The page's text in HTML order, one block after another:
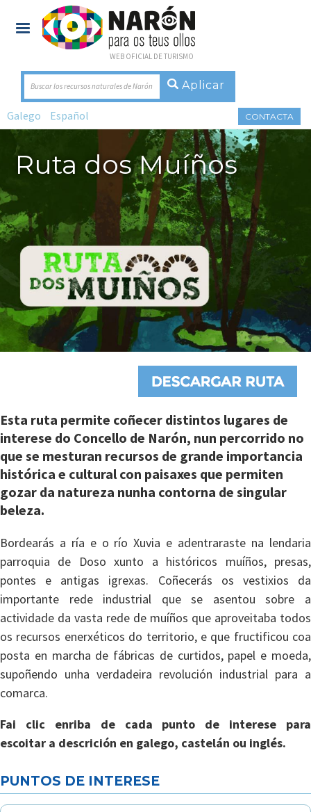
WEB OFICIAL DE TURISMO
Buscar los recursos naturales de Narón
CONTACTA
Galego Español
Ruta dos Muíños
Esta ruta permite coñecer distintos lugares de
interese do Concello de Narón, nun percorrido no
que se mesturan recursos de grande importancia
histórica e cultural con paisaxes que permiten
gozar da natureza nunha contorna de singular
beleza.
Bordearás a ría e o río Xuvia e adentraraste na lendaria
parroquia de Doso xunto a históricos muíños, presas,
pontes e antigas igrexas. Coñecerás os vestixios da
importante rede industrial que se asentou sobre a
actividade da vasta rede de muíños que aproveitaba todos
os recursos enerxéticos do territorio, e que fructificou coa
posta en marcha de fábricas de curtidos, papel e moeda,
supoñendo unha verdadeira revolución industrial para a
comarca.
Fai clic enriba de cada punto de interese para
escoitar a descrición en galego, castelán ou inglés.
PUNTOS DE INTERESE